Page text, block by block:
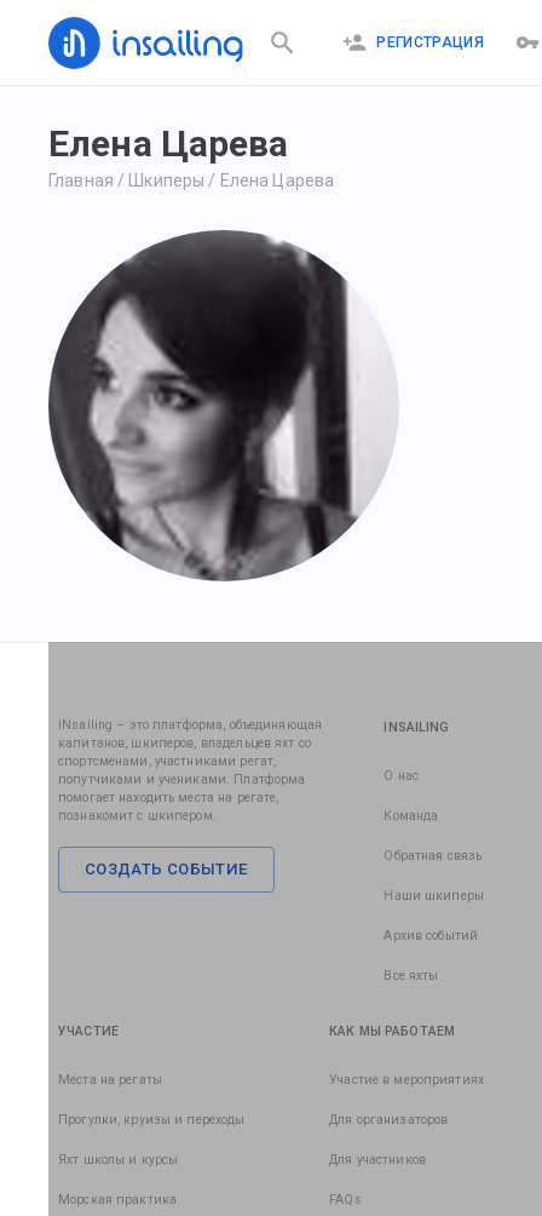
РЕГИСТРАЦИЯ
Елена Царева
Главная / Шкиперы / Елена Царева
iNsailing – это платформа, объединяющая
капитанов, шкиперов, владельцев яхт со
спортсменами, участниками регат,
попутчиками и учениками. Платформа
помогает находить места на регате,
познакомит с шкипером.
СОЗДАТЬ СОБЫТИЕ
INSAILING
О нас
Команда
Обратная связь
Наши шкиперы
Архив событий
Все яхты
УЧАСТИЕ
Места на регаты
Прогулки, круизы и переходы
Яхт школы и курсы
Морская практика
КАК МЫ РАБОТАЕМ
Участие в мероприятиях
Для организаторов
Для участников
FAQs